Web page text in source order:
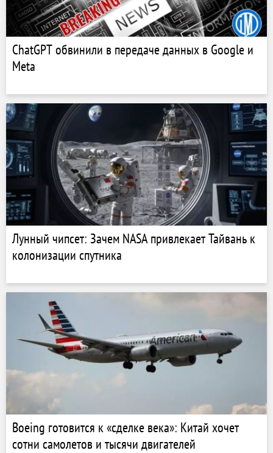
ChatGPT обвинили в передаче данных в Google и
Meta
Лунный чипсет: Зачем NASA привлекает Тайвань к
колонизации спутника
Boeing готовится к «сделке века»: Китай хочет
сотни самолетов и тысячи двигателей